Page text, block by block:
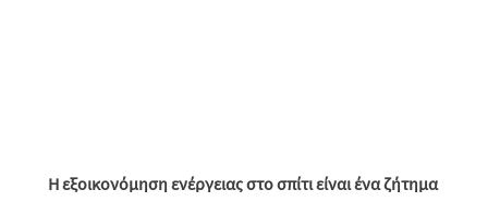
Η εξοικονόμηση ενέργειας στο σπίτι είναι ένα ζήτημα